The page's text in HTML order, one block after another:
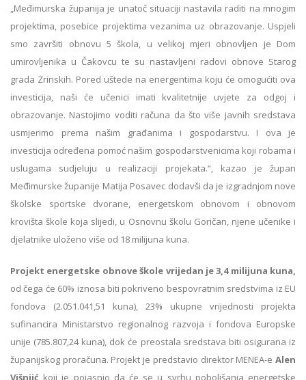
„Međimurska županija je unatoč situaciji nastavila raditi na mnogim
projektima, posebice projektima vezanima uz obrazovanje. Uspjeli
smo završiti obnovu 5 škola, u velikoj mjeri obnovljen je Dom
umirovljenika u Čakovcu te su nastavljeni radovi obnove Starog
grada Zrinskih. Pored uštede na energentima koju će omogućiti ova
investicija, naši će učenici imati kvalitetnije uvjete za odgoj i
obrazovanje. Nastojimo voditi računa da što više javnih sredstava
usmjerimo prema našim građanima i gospodarstvu. I ova je
investicija određena pomoć našim gospodarstvenicima koji robama i
uslugama sudjeluju u realizaciji projekata.“, kazao je župan
Međimurske županije Matija Posavec dodavši da je izgradnjom nove
školske sportske dvorane, energetskom obnovom i obnovom
krovišta škole koja slijedi, u Osnovnu školu Goričan, njene učenike i
djelatnike uloženo više od 18 milijuna kuna.
Projekt energetske obnove škole vrijedan je 3,4 milijuna kuna,
od čega će 60% iznosa biti pokriveno bespovratnim sredstvima iz EU
fondova (2.051.041,51 kuna), 23% ukupne vrijednosti projekta
sufinancira Ministarstvo regionalnog razvoja i fondova Europske
unije (785.807,24 kuna), dok će preostala sredstava biti osigurana iz
županijskog proračuna. Projekt je predstavio direktor MENEA-e Alen
Višnjić koji je pojasnio da će se u svrhu poboljšanja energetske